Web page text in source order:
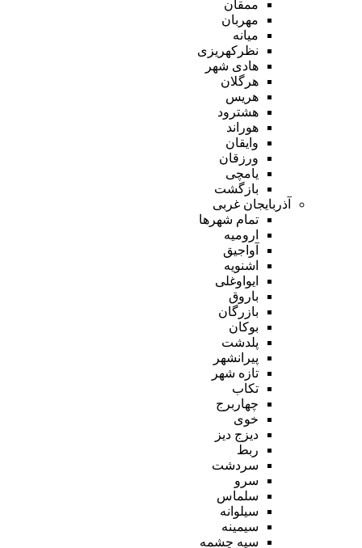
ممقان
مهربان
میانه
نظرکهریزی
هادی شهر
هرگلان
هریس
هشترود
هوراند
وایقان
ورزقان
یامچی
بازگشت
آذربایجان غربی
تمام شهر‌ها
ارومیه
آواجیق
اشنویه
ایواوغلی
باروق
بازرگان
بوکان
پلدشت
پیرانشهر
تازه شهر
تکاب
چهاربرج
خوی
دیزج دیز
ربط
سردشت
سرو
سلماس
سیلوانه
سیمینه
سیه چشمه